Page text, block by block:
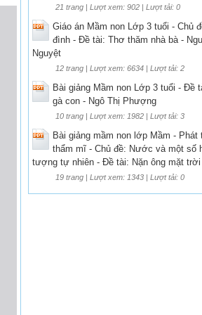
21 trang | Lượt xem: 902 | Lượt tải: 0
Giáo án Mầm non Lớp 3 tuổi - Chủ
đình - Đề tài: Thơ thăm nhà bà -
Nguyệt
12 trang | Lượt xem: 6634 | Lượt tải: 2
Bài giảng Mầm non Lớp 3 tuổi - Đề
gà con - Ngô Thị Phượng
10 trang | Lượt xem: 1982 | Lượt tải: 3
Bài giảng mầm non lớp Mầm - Phát
thẩm mĩ - Chủ đề: Nước và một số
tượng tự nhiên - Đề tài: Nặn ông mặt trời
19 trang | Lượt xem: 1343 | Lượt tải: 0